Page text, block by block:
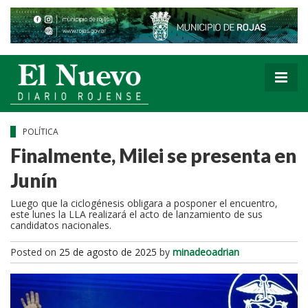
POLÍTICA
Finalmente, Milei se presenta en
Junín
Luego que la ciclogénesis obligara a posponer el encuentro,
este lunes la LLA realizará el acto de lanzamiento de sus
candidatos nacionales.
Posted on 25 de agosto de 2025 by minadeoadrian